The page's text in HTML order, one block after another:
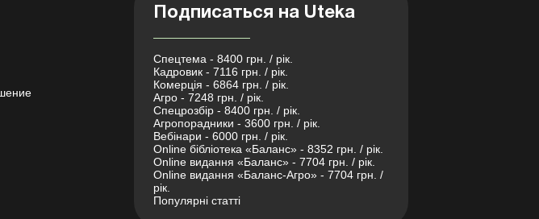
Подписаться на Uteka
Спецтема - 8400 грн. / рік.
Кадровик - 7116 грн. / рік.
Комерція - 6864 грн. / рік.
Агро - 7248 грн. / рік.
Спецрозбір - 8400 грн. / рік.
Агропорадники - 3600 грн. / рік.
Вебінари - 6000 грн. / рік.
Online бібліотека «Баланс» - 8352 грн. / рік.
Online видання «Баланс» - 7704 грн. / рік.
Online видання «Баланс-Агро» - 7704 грн. /
рік.
Популярні статті